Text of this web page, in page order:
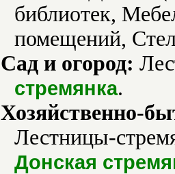
библиотек,
помещений,
Сад и огород:
стремянка.
Хозяйственно-
Лестницы-
Донская